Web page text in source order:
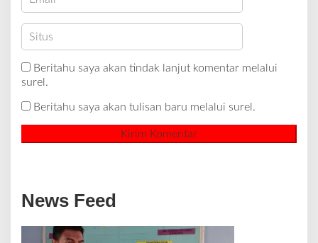
Beritahu saya akan tindak lanjut komentar melalui
surel.
Beritahu saya akan tulisan baru melalui surel.
News Feed